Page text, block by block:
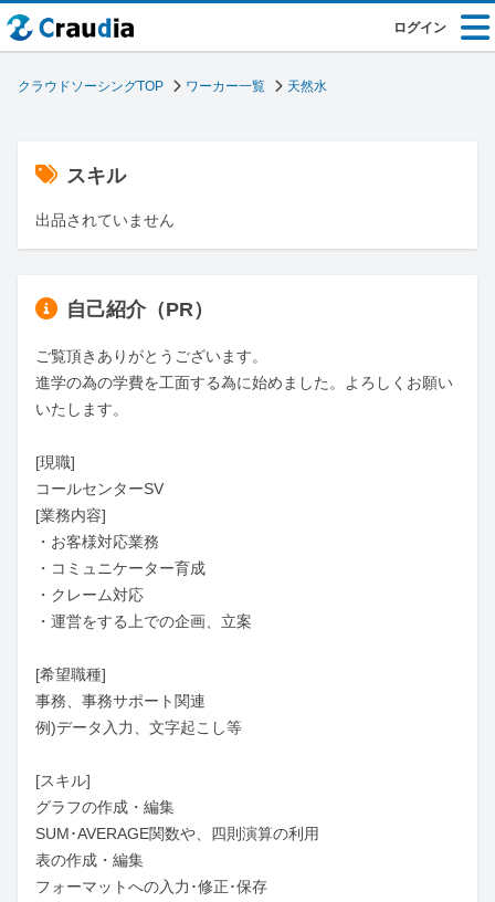
ログイン
クラウドソーシングTOP ワーカー一覧 天然水
スキル
出品されていません
自己紹介（PR）
ご覧頂きありがとうございます。
進学の為の学費を工面する為に始めました。よろしくお願い
いたします。
[現職]
コールセンターSV
[業務内容]
・お客様対応業務
・コミュニケーター育成
・クレーム対応
・運営をする上での企画、立案
[希望職種]
事務、事務サポート関連
例)データ入力、文字起こし等
[スキル]
グラフの作成・編集
SUM･AVERAGE関数や、四則演算の利用
表の作成・編集
フォーマットへの入力･修正･保存